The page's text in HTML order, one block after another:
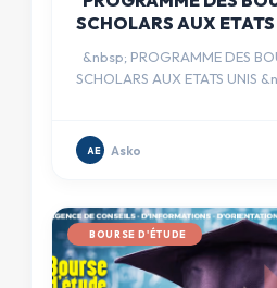
SCHOLARS AUX
&nbsp; PROGRAMME DES
SCHOLARS AUX ETATS UNIS
AE Asko
BOURSE D'ÉTUDE